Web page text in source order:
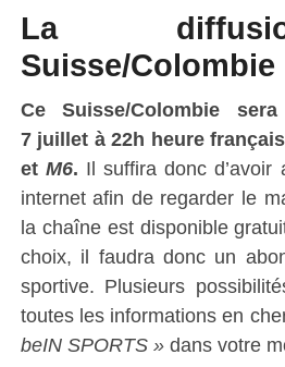
La
Suisse/Colombie
Ce Suisse/Colombie
7 juillet à22h heure
et M6. Il suffira donc
internet afin de regarder le
la chaîne est disponible
choix, il faudra donc un
sportive. Plusieurs
toutes les informations en
beIN SPORTS »dans votre